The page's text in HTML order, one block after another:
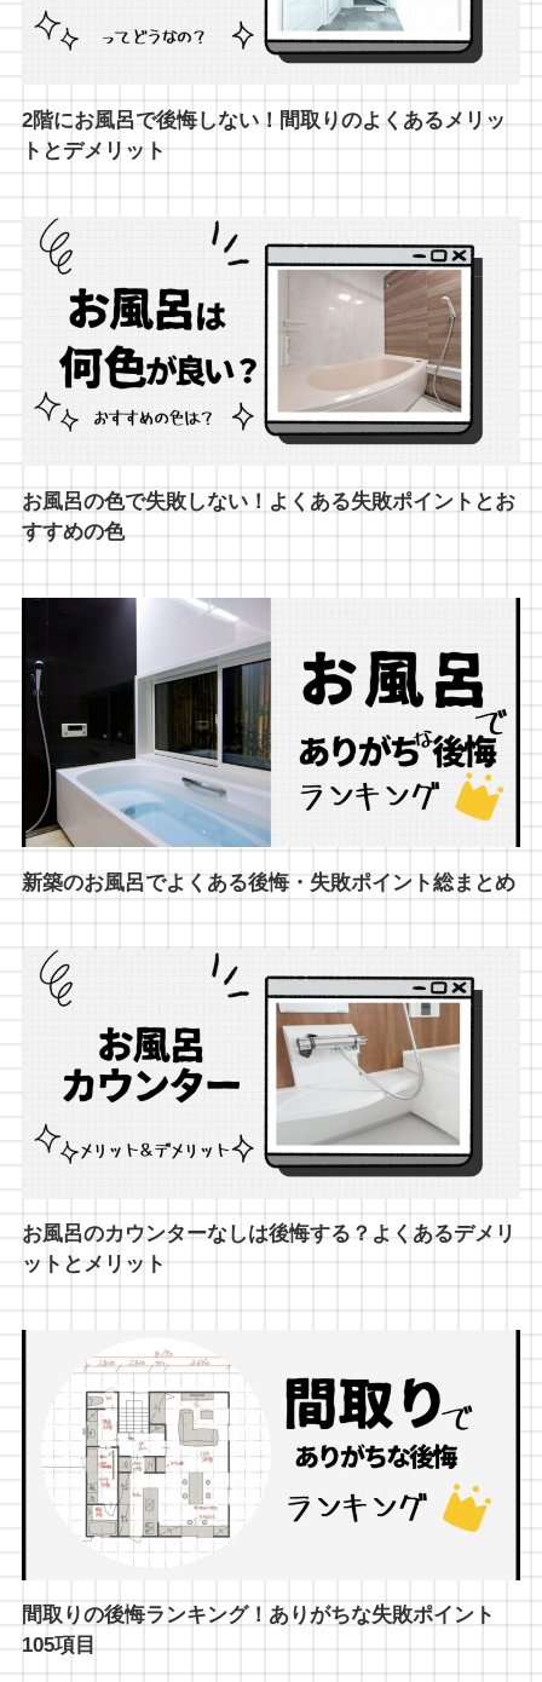
2階にお風呂で後悔しない！間取りのよくあるメリッ
トとデメリット
お風呂の色で失敗しない！よくある失敗ポイントとお
すすめの色
新築のお風呂でよくある後悔・失敗ポイント総まとめ
お風呂のカウンターなしは後悔する？よくあるデメリ
ットとメリット
間取りの後悔ランキング！ありがちな失敗ポイント
105項目